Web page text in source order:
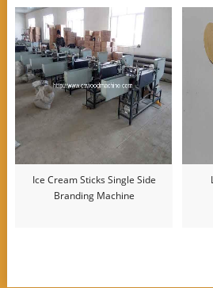
Ice Cream Sticks Single Side
Branding Machine